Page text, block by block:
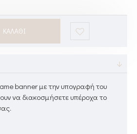
ΚΑΛΆΘΙ
banner με την υπογραφή του
να διακοσμήσετε υπέροχα το